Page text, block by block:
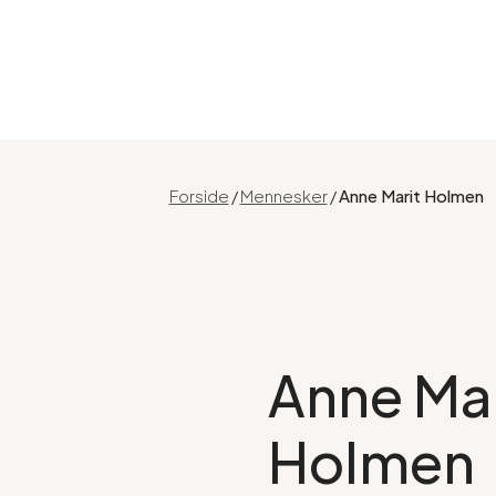
Forside/Mennesker/Anne Marit Holmen
Anne
Holmen